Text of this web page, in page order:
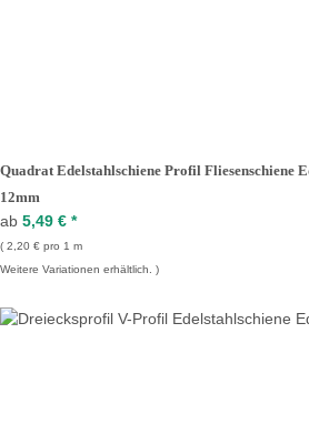
Quadrat Edelstahlschiene Profil Fliesenschiene
12mm
ab 5,49 € *
2,20 € pro 1 m
Weitere Variationen erhältlich.